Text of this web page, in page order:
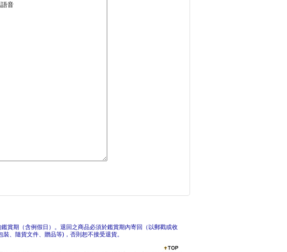
賞期（含例假日）。退回之商品必須於鑑賞期內寄回（以郵戳或收
、隨貨文件、贈品等)，否則恕不接受退貨。